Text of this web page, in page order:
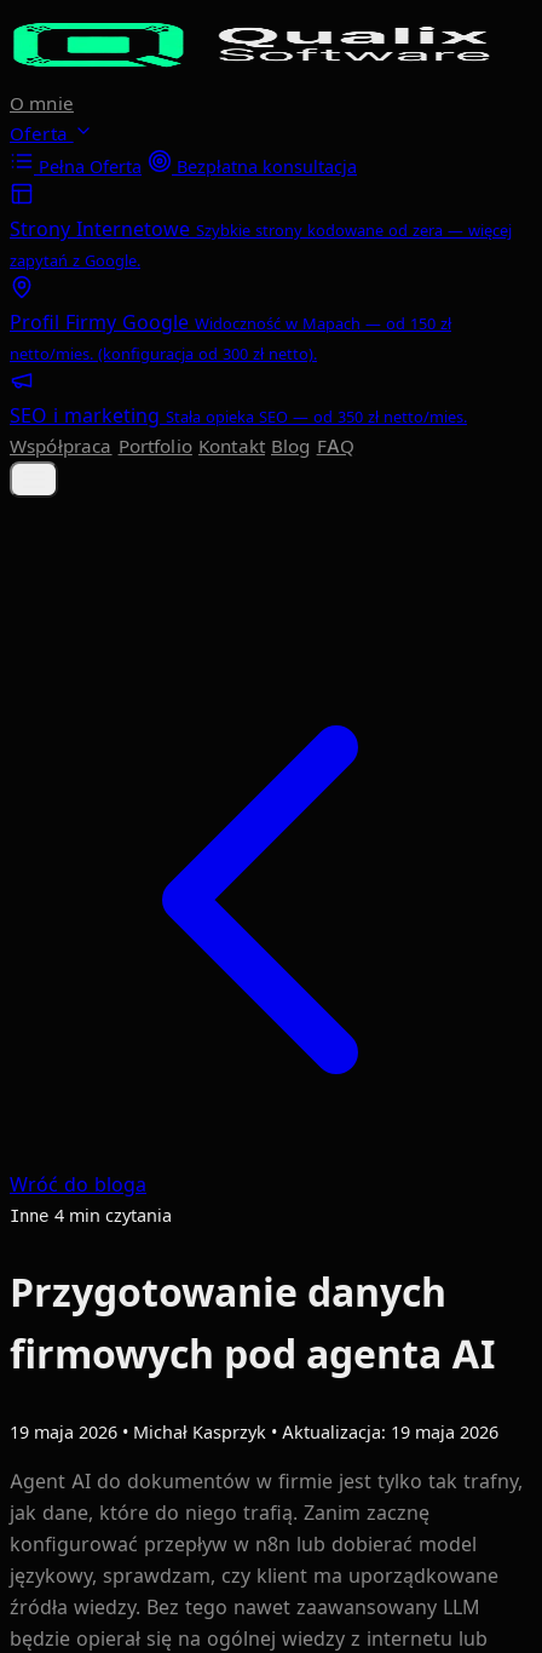
Przejdź do głównej treści
O mnie
Oferta
Pełna Oferta Bezpłatna konsultacja
Strony Internetowe Szybkie strony kodowane od zera — więcej
zapytań z Google.
Profil Firmy Google Widoczność w Mapach — od 150 zł
netto/mies. (konfiguracja od 300 zł netto).
SEO i marketing Stała opieka SEO — od 350 zł netto/mies.
Współpraca Portfolio Kontakt Blog FAQ
Wróć do bloga
Inne 4 min czytania
Przygotowanie danych
firmowych pod agenta AI
19 maja 2026 • Michał Kasprzyk • Aktualizacja: 19 maja 2026
Agent AI do dokumentów w firmie jest tylko tak trafny,
jak dane, które do niego trafią. Zanim zacznę
konfigurować przepływ w n8n lub dobierać model
językowy, sprawdzam, czy klient ma uporządkowane
źródła wiedzy. Bez tego nawet zaawansowany LLM
będzie opierał się na ogólnej wiedzy z internetu lub